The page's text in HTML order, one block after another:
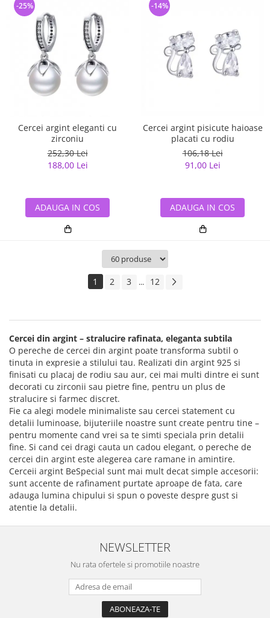
Cercei argint eleganti cu
zirconiu
252,30 Lei
188,00 Lei
-25%
ADAUGA IN COS
Cercei argint pisicute haioase
placati cu rodiu
106,18 Lei
91,00 Lei
-14%
ADAUGA IN COS
1 2 3 ... 12
Cercei din argint – stralucire rafinata, eleganta subtila
O pereche de cercei din argint poate transforma subtil o
tinuta in expresie a stilului tau. Realizati din argint 925 si
finisati cu placaj de rodiu sau aur, cei mai multi dintre ei sunt
decorati cu zirconii sau pietre fine, pentru un plus de
stralucire si farmec discret.
Fie ca alegi modele minimaliste sau cercei statement cu
detalii luminoase, bijuteriile noastre sunt create pentru tine –
pentru momente cand vrei sa te simti speciala prin detalii
fine. Si cand cei dragi cauta un cadou elegant, o pereche de
cercei din argint este alegerea care ramane in amintire.
Cerceii argint BeSpecial sunt mai mult decat simple accesorii:
sunt accente de rafinament purtate aproape de fata, care
adauga lumina chipului si spun o poveste despre gust si
atentie la detalii.
NEWSLETTER
Nu rata ofertele si promotiile noastre